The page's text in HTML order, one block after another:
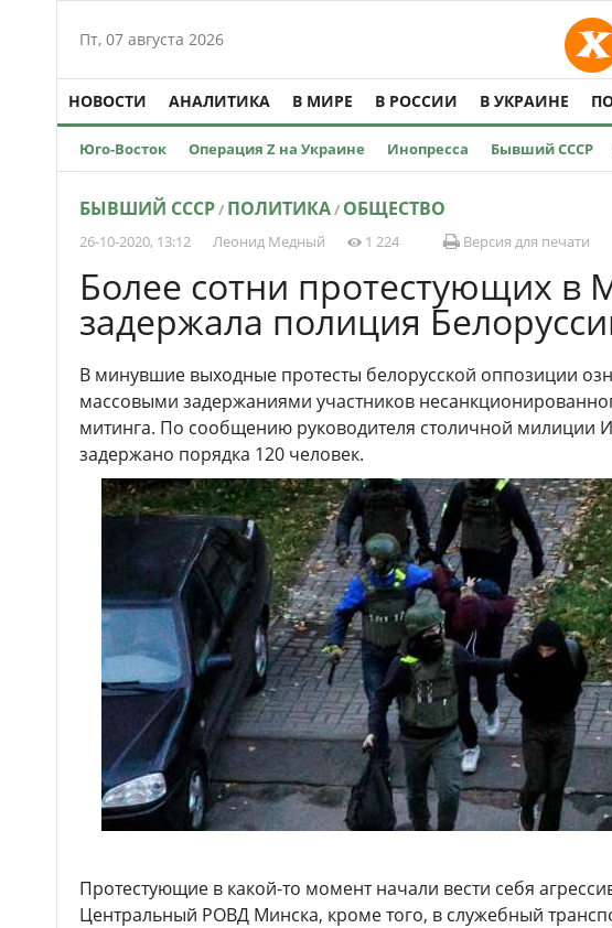
Пт, 07 августа 2026
НОВОСТИ АНАЛИТИКА В МИРЕ В РОССИИ В УКРАИНЕ
Юго-Восток Операция Z на Украине Инопресса Бывший СССР
БЫВШИЙ СССР/ ПОЛИТИКА/ ОБЩЕСТВО
26-10-2020, 13:12 Леонид Медный 1 224 Версия для печати
Более сотни протестующих в
задержала полиция
В минувшие выходные протесты белорусской оппозиции
массовыми задержаниями участников
митинга. По сообщению руководителя столичной милиции
задержано порядка 120 человек.
Протестующие в какой-то момент начали вести себя
Центральный РОВД Минска, кроме того, в служебный